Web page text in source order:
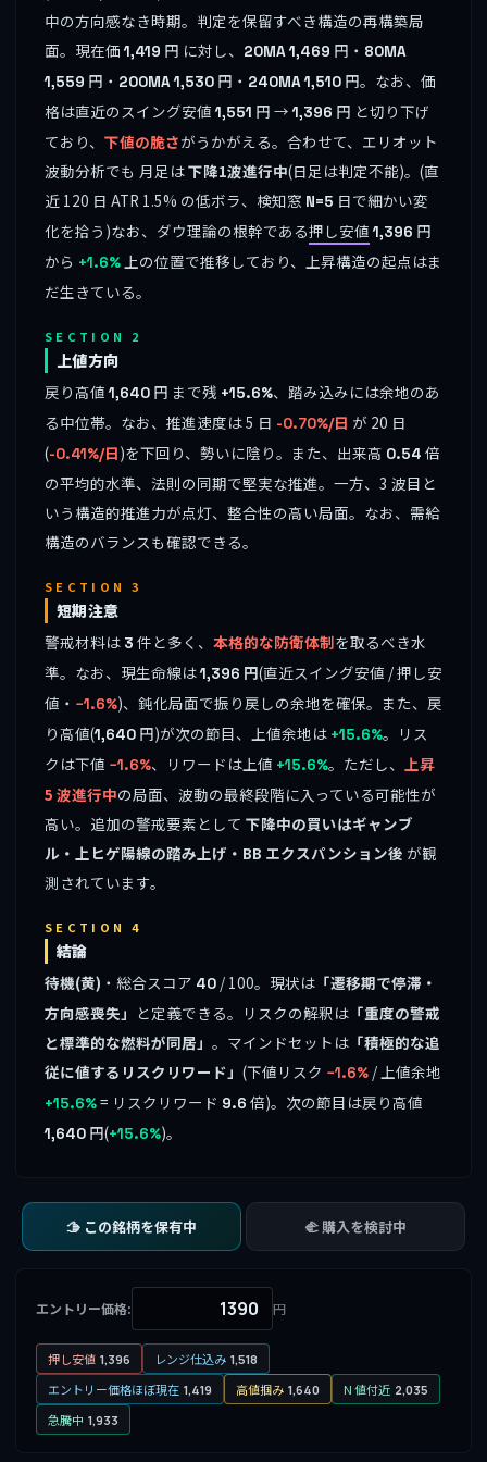
中の方向感なき時期。判定を保留すべき構造の再構築局
面。現在価1,419 円 に対し、 20MA1,469 円・ 80MA
1,559 円・ 200MA1,530 円・ 240MA1,510 円。なお、価
格は直近のスイング安値1,551 円 →1,396 円 と切り下げ
ており、 下値の脆さがうかがえる。合わせて、エリオット
波動分析でも 月足は下降1波進行中(日足は判定不能)。(直
近 120 日 ATR 1.5% の低ボラ、検知窓 N=5 日で細かい変
化を拾う)なお、ダウ理論の根幹である押し安値 1,396 円
から +1.6%上の位置で推移しており、上昇構造の起点はま
だ生きている。
SECTION 2
上値方向
戻り高値1,640 円 まで残 +15.6%、踏み込みには余地のあ
る中位帯。なお、推進速度は 5 日 -0.70%/日 が 20 日
(-0.41%/日)を下回り、勢いに陰り。また、出来高 0.54 倍
の平均的水準、法則の同期で堅実な推進。一方、3 波目と
いう構造的推進力が点灯、整合性の高い局面。なお、需給
構造のバランスも確認できる。
SECTION 3
短期注意
警戒材料は 3 件と多く、 本格的な防衛体制を取るべき水
準。なお、現生命線は1,396 円(直近スイング安値 / 押し安
値・ −1.6%)、鈍化局面で振り戻しの余地を確保。また、戻
り高値(1,640 円)が次の節目、上値余地は +15.6%。リス
クは下値 −1.6%、リワードは上値 +15.6%。ただし、 上昇
5 波進行中の局面、波動の最終段階に入っている可能性が
高い。追加の警戒要素として 下降中の買いはギャンブ
ル・上ヒゲ陽線の踏み上げ・BB エクスパンション後 が観
測されています。
SECTION 4
結論
待機(黄) ・総合スコア 40 / 100。現状は 「遷移期で停滞・
方向感喪失」 と定義できる。リスクの解釈は 「重度の警戒
と標準的な燃料が同居」 。マインドセットは 「積極的な追
従に値するリスクリワード」 (下値リスク −1.6% / 上値余地
+15.6%= リスクリワード 9.6 倍)。次の節目は戻り高値
1,640 円(+15.6%)。
🫱 この銘柄を保有中 🫲 購入を検討中
エントリー価格: 円
押し安値 1,396 レンジ仕込み 1,518
エントリー価格ほぼ現在 1,419 高値掴み 1,640 N 値付近 2,035
急騰中 1,933